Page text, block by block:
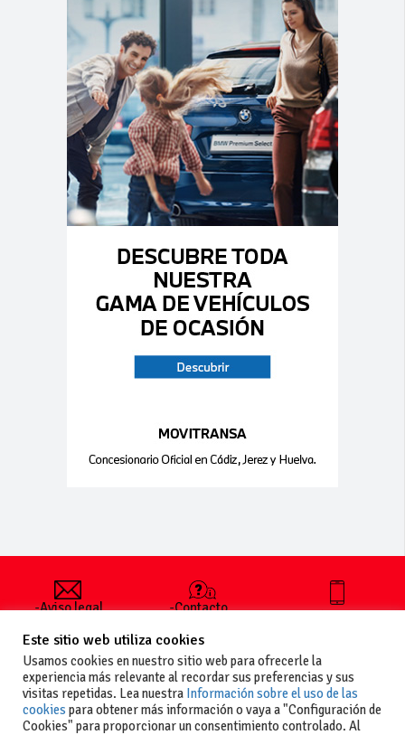
-Aviso legal
generales
de uso
-Política de
privacidad
-Política de
-Contacto
publicar un
anuncio
-Vende+
+34 627 35
Este sitio web utiliza cookies
Usamos cookies en nuestro sitio web para ofrecerle la
experiencia más relevante al recordar sus preferencias y sus
visitas repetidas. Lea nuestra Información sobre el uso de las
cookies para obtener más información o vaya a "Configuración de
Cookies" para proporcionar un consentimiento controlado. Al